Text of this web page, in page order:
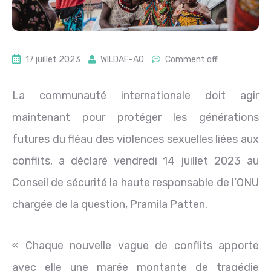
17 juillet 2023 WILDAF-AO Comment off
La communauté internationale doit agir
maintenant pour protéger les générations
futures du fléau des violences sexuelles liées aux
conflits, a déclaré vendredi 14 juillet 2023 au
Conseil de sécurité la haute responsable de l’ONU
chargée de la question, Pramila Patten.
« Chaque nouvelle vague de conflits apporte
avec elle une marée montante de tragédie